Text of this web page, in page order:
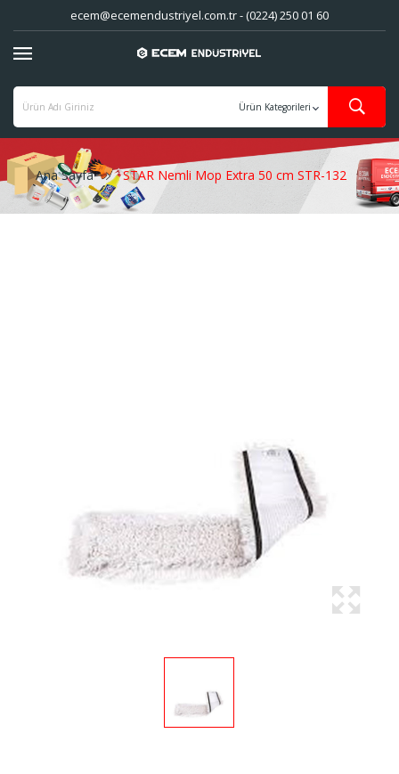
ecem@ecemendustriyel.com.tr - (0224) 250 01 60
Ana Sayfa STAR Nemli Mop Extra 50 cm STR-132